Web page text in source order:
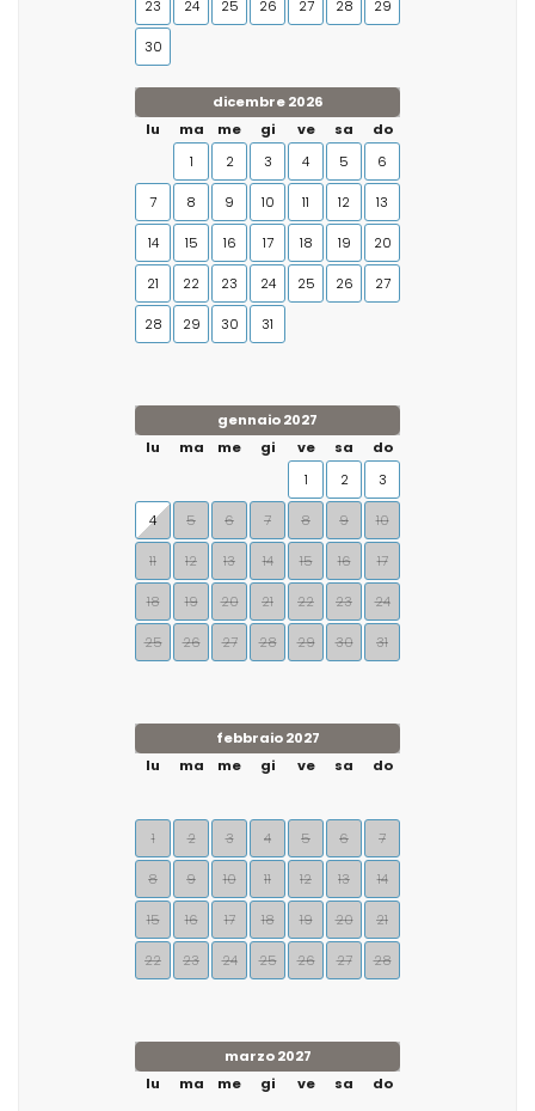
23 24 25 26 27 28 29
30
dicembre 2026
lu
ma me gi ve sa
do
1
2 3 4 5 6
7 8 9 10 11 12 13
14 15 16 17 18 19 20
21 22 23 24 25 26 27
28 29 30 31
gennaio 2027
lu
ma me gi ve sa
do
1
2 3
4 5 6 7 8 9 10
11 12 13 14 15 16 17
18 19 20 21 22 23 24
25 26 27 28 29 30 31
febbraio 2027
lu
ma me gi ve sa do
1 2 3 4 5 6 7
8 9 10 11 12 13 14
15 16 17 18 19 20 21
22 23 24 25 26 27 28
marzo 2027
lu
ma me gi ve sa do